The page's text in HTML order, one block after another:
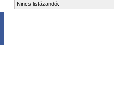
Nincs listázandó.